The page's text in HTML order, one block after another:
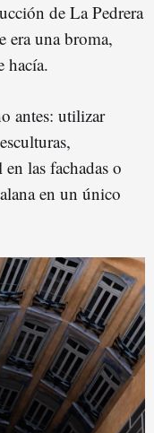
de La Pedrera
era una broma,
hacía.
antes: utilizar
las fachadas o
en un único